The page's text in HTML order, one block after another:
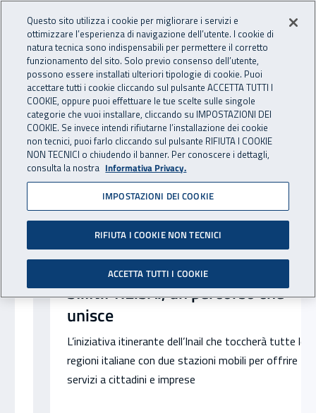
INAIL - Istituto Nazionale
Apri cerca
Navigazione principale
Notizie in evidenza
SI.IN.PRE.SA., un percorso che
unisce
L’iniziativa itinerante dell’Inail che toccherà tutte le
regioni italiane con due stazioni mobili per offrire
servizi a cittadini e imprese
Questo sito utilizza i cookie per migliorare i servizi e
ottimizzare l’esperienza di navigazione dell’utente. I cookie di
natura tecnica sono indispensabili per permettere il corretto
funzionamento del sito. Solo previo consenso dell’utente,
possono essere installati ulteriori tipologie di cookie. Puoi
accettare tutti i cookie cliccando sul pulsante ACCETTA TUTTI I
COOKIE, oppure puoi effettuare le tue scelte sulle singole
categorie che vuoi installare, cliccando su IMPOSTAZIONI DEI
COOKIE. Se invece intendi rifiutarne l’installazione dei cookie
non tecnici, puoi farlo cliccando sul pulsante RIFIUTA I COOKIE
NON TECNICI o chiudendo il banner. Per conoscere i dettagli,
consulta la nostra Informativa Privacy.
IMPOSTAZIONI DEI COOKIE
RIFIUTA I COOKIE NON TECNICI
ACCETTA TUTTI I COOKIE